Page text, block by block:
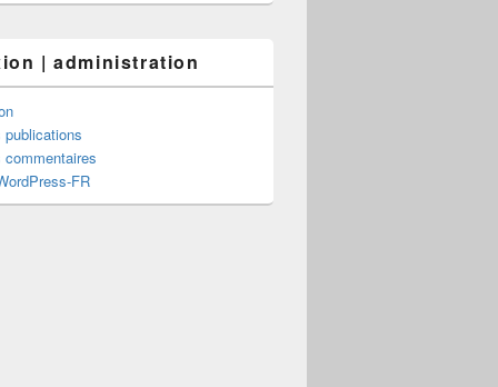
| administration
publications
commentaires
FR